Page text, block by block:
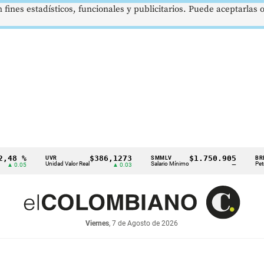
UVR
Unidad Valor Real
$386,1273
▲ 0.03
SMMLV
Salario Mínimo
$1.750.905 BRENT
Petróleo
Viernes, 7 de Agosto de 2026
estadísticos, funcionales y publicitarios. Puede aceptarlas